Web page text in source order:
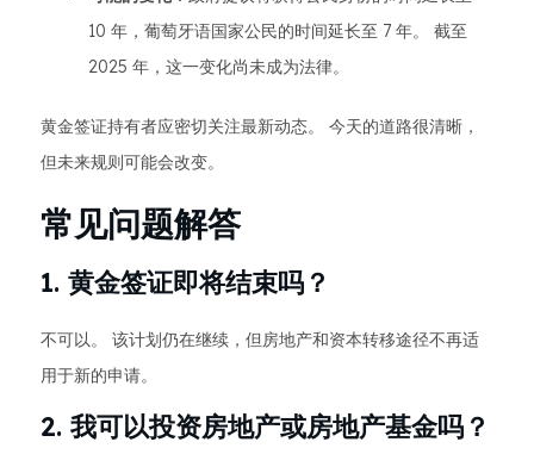
10 年，葡萄牙语国家公民的时间延长至 7 年。 截至
2025 年，这一变化尚未成为法律。
黄金签证持有者应密切关注最新动态。 今天的道路很清晰，
但未来规则可能会改变。
常见问题解答
1. 黄金签证即将结束吗？
不可以。 该计划仍在继续，但房地产和资本转移途径不再适
用于新的申请。
2. 我可以投资房地产或房地产基金吗？